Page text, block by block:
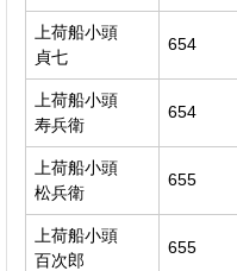
上荷船小頭
貞七
654
上荷船小頭
寿兵衛
654
上荷船小頭
松兵衛
655
上荷船小頭
百次郎
655